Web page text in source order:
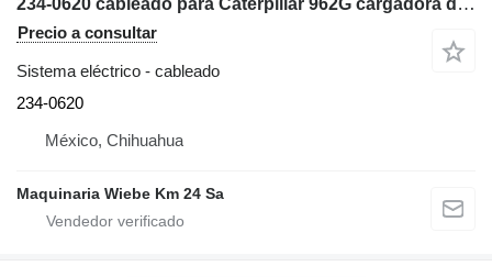
Precio a consultar
Sistema eléctrico - cableado
234-0620
México, Chihuahua
Maquinaria Wiebe Km 24 Sa